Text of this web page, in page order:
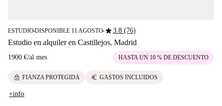
ESTUDIO■DISPONIBLE 11 AGOSTO■star3.8 (76)
Estudio en alquiler en Castillejos, Madrid
1900 €/al mes HASTA UN 10 % DE DESCUENTO
lock FIANZA PROTEGIDA euro GASTOS INCLUIDOS
+info